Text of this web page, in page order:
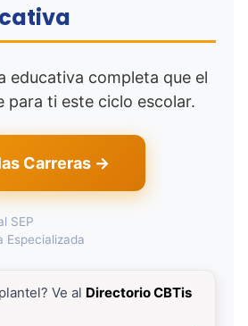
educativa completa que el
para ti este ciclo escolar.
Carreras →
SEP
Especializada
Ve al Directorio CBTis